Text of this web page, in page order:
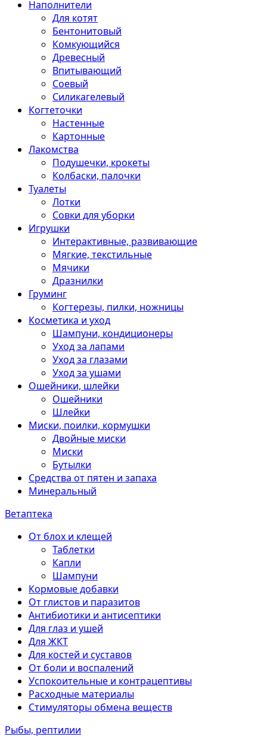
Наполнители
Для котят
Бентонитовый
Комкующийся
Древесный
Впитывающий
Соевый
Силикагелевый
Когтеточки
Настенные
Картонные
Лакомства
Подушечки, крокеты
Колбаски, палочки
Туалеты
Лотки
Совки для уборки
Игрушки
Интерактивные, развивающие
Мягкие, текстильные
Мячики
Дразнилки
Груминг
Когтерезы, пилки, ножницы
Косметика и уход
Шампуни, кондиционеры
Уход за лапами
Уход за глазами
Уход за ушами
Ошейники, шлейки
Ошейники
Шлейки
Миски, поилки, кормушки
Двойные миски
Миски
Бутылки
Средства от пятен и запаха
Минеральный
Ветаптека
От блох и клещей
Таблетки
Капли
Шампуни
Кормовые добавки
От глистов и паразитов
Антибиотики и антисептики
Для глаз и ушей
Для ЖКТ
Для костей и суставов
От боли и воспалений
Успокоительные и контрацептивы
Расходные материалы
Стимуляторы обмена веществ
Рыбы, рептилии